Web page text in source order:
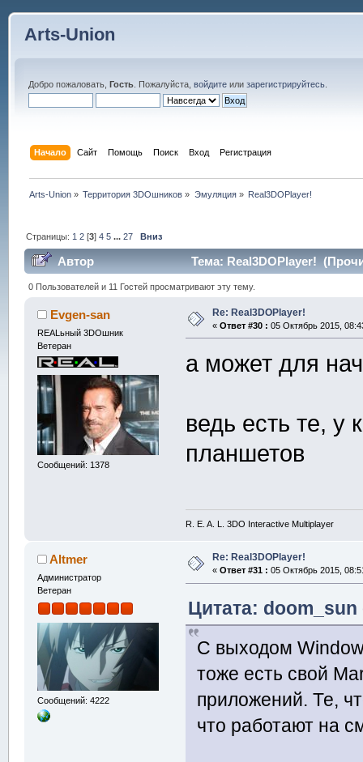
Arts-Union
Добро пожаловать, Гость. Пожалуйста, войдитеили зарегистрируйтесь.
Начало Сайт Помощь Поиск Вход Регистрация
Arts-Union » Территория 3DOшников » Эмуляция» Real3DOPlayer!
Страницы: 1 2 [3]4 5 ...27 Вниз
Автор Тема: Real3DOPlayer!
0 Пользователей и 11 Гостей просматривают эту тему.
Evgen-san
REALьный 3DOшник
Ветеран
Сообщений: 1378
Re: Real3DOPlayer!
« Ответ #30 : 05 Октябрь 2015,
а может для
ведь есть те, у
планшетов
R. E. A. L. 3DO Interactive Multiplayer
Altmer
Администратор
Ветеран
Сообщений: 4222
Re: Real3DOPlayer!
« Ответ #31 : 05 Октябрь 2015,
Цитата: doom_sun
С выходом
тоже есть свой
приложений. Те,
что работают на